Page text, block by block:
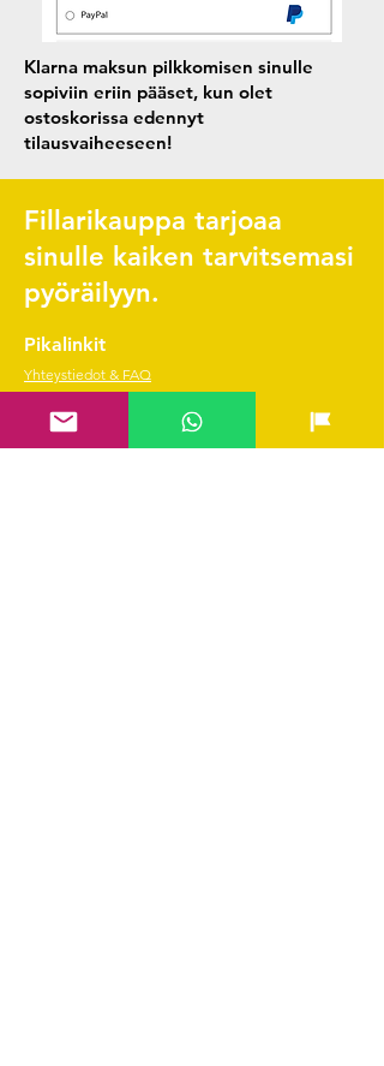
Klarna maksun pilkkomisen sinulle
sopiviin eriin pääset, kun olet
ostoskorissa edennyt
tilausvaiheeseen!
Fillarikauppa tarjoaa
sinulle kaiken tarvitsemasi
pyöräilyyn.
Pikalinkit
Yhteystiedot & FAQ
Ladattava huolto-ohjelma
Scott Tarvikekatalogi